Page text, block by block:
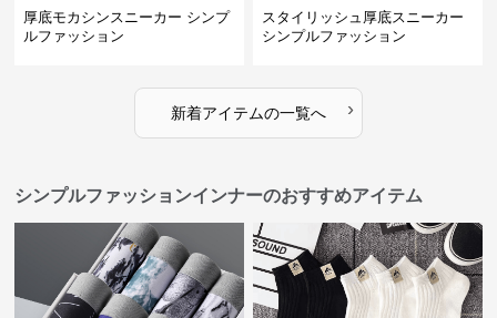
厚底モカシンスニーカー シンプ
ルファッション
スタイリッシュ厚底スニーカー
シンプルファッション
新着アイテムの一覧へ ›
シンプルファッションインナーのおすすめアイテム